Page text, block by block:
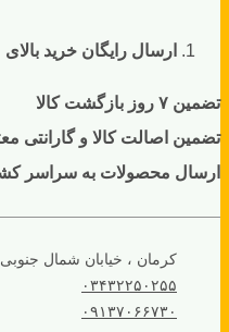
ارسال رایگان خرید بالای
تضمین ۷ روز بازگشت کالا
تضمین اصالت کالا و گارانتی
ارسال محصولات به سراسر
کرمان ، خیابان شمال جنوبی
۰۳۴۳۲۲۵۰۲۵۵
۰۹۱۳۷۰۶۶۷۳۰